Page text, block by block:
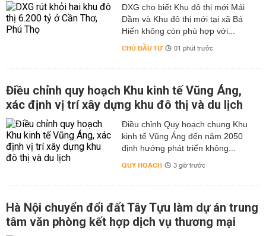
DXG cho biết Khu đô thị mới Mái
Dầm và Khu đô thị mới tại xã Bá
Hiến không còn phù hợp với...
CHỦ ĐẦU TƯ 01 phút trước
Điều chỉnh quy hoạch Khu kinh tế Vũng Áng,
xác định vị trí xây dựng khu đô thị và du lịch
Điều chỉnh Quy hoạch chung Khu
kinh tế Vũng Áng đến năm 2050
định hướng phát triển không...
QUY HOẠCH 3 giờ trước
Hà Nội chuyển đổi đất Tây Tựu làm dự án trung
tâm văn phòng kết hợp dịch vụ thương mại